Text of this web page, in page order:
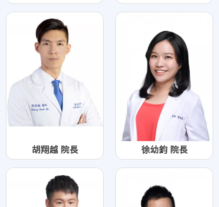
胡翔越 院長 徐幼鈞 院長